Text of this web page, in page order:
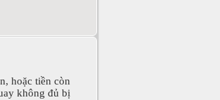
hoặc tiền còn
không đủ bị